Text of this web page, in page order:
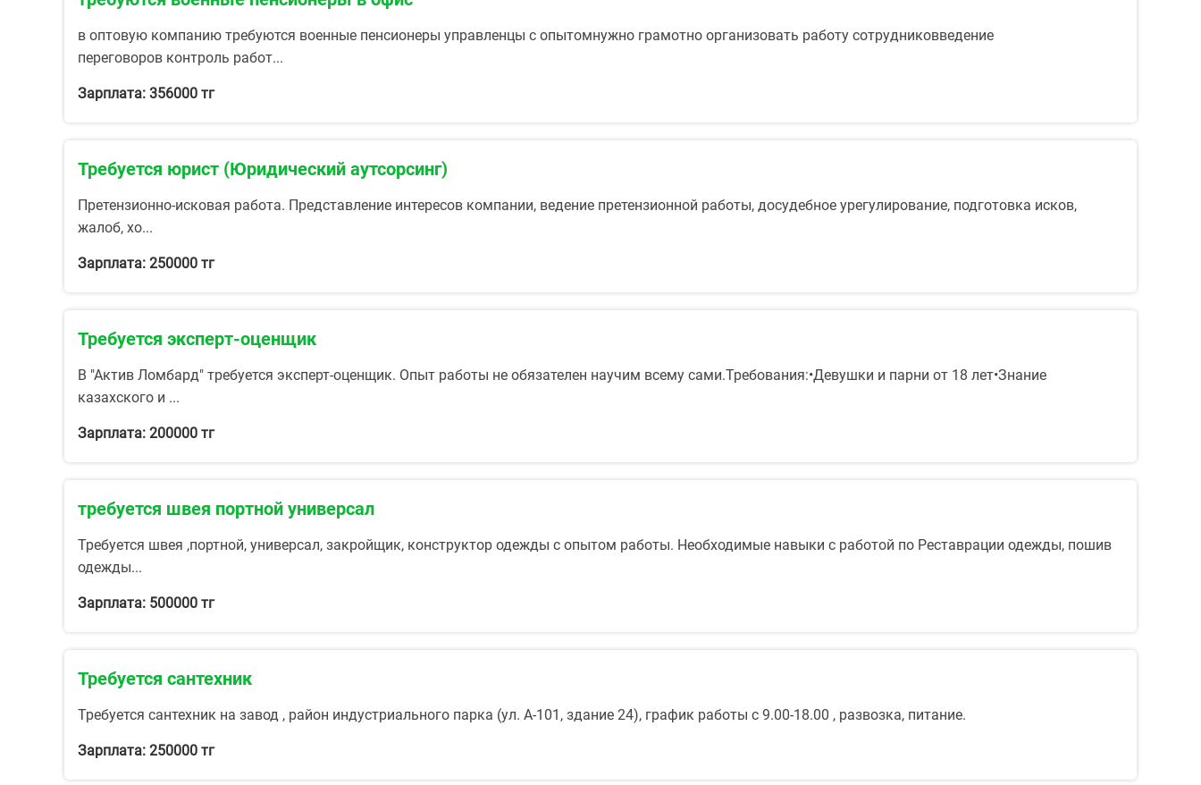
в оптовую компанию требуются военные пенсионеры управленцы с опытомнужно грамотно организовать работу сотрудниковведение
переговоров контроль работ...
Зарплата: 356000 тг
Требуется юрист (Юридический аутсорсинг)
Претензионно-исковая работа. Представление интересов компании, ведение претензионной работы, досудебное урегулирование, подготовка исков,
жалоб, хо...
Зарплата: 250000 тг
Требуется эксперт-оценщик
В "Актив Ломбард" требуется эксперт-оценщик. Опыт работы не обязателен научим всему сами.Требования:•Девушки и парни от 18 лет•Знание
казахского и ...
Зарплата: 200000 тг
требуется швея портной универсал
Требуется швея ,портной, универсал, закройщик, конструктор одежды с опытом работы. Необходимые навыки с работой по Реставрации одежды, пошив
одежды...
Зарплата: 500000 тг
Требуется сантехник
Требуется сантехник на завод , район индустриального парка (ул. А-101, здание 24), график работы с 9.00-18.00 , развозка, питание.
Зарплата: 250000 тг